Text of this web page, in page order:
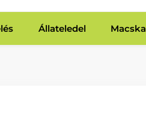
Állateledel Macska